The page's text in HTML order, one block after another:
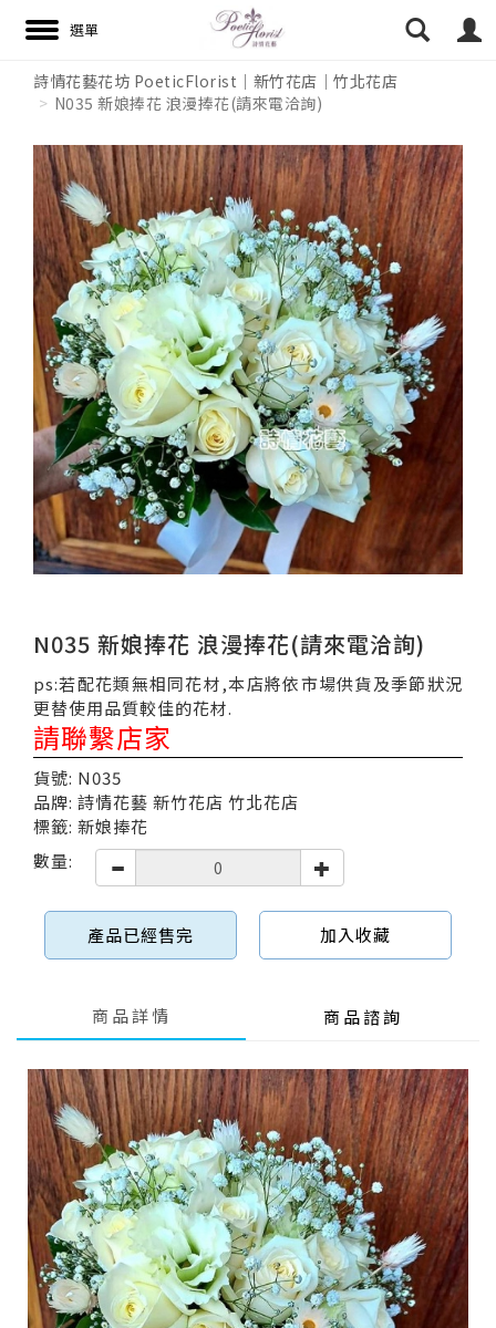
詩情花藝花坊 PoeticFlorist｜新竹花店｜竹北花店
N035 新娘捧花 浪漫捧花(請來電洽詢)
N035 新娘捧花 浪漫捧花(請來電洽詢)
ps:若配花類無相同花材,本店將依市場供貨及季節狀況
更替使用品質較佳的花材.
請聯繫店家
貨號: N035
品牌: 詩情花藝 新竹花店 竹北花店
標籤: 新娘捧花
數量:
產品已經售完 加入收藏
商品詳情 商品諮詢